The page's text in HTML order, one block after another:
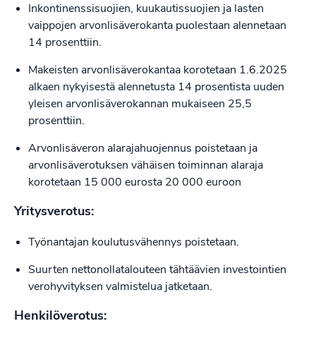
Inkontinenssisuojien, kuukautissuojien ja lasten
vaippojen arvonlisäverokanta puolestaan alennetaan
14 prosenttiin.
Makeisten arvonlisäverokantaa korotetaan 1.6.2025
alkaen nykyisestä alennetusta 14 prosentista uuden
yleisen arvonlisäverokannan mukaiseen 25,5
prosenttiin.
Arvonlisäveron alarajahuojennus poistetaan ja
arvonlisäverotuksen vähäisen toiminnan alaraja
korotetaan 15 000 eurosta 20 000 euroon
Yritysverotus:
Työnantajan koulutusvähennys poistetaan.
Suurten nettonollatalouteen tähtäävien investointien
verohyvityksen valmistelua jatketaan.
Henkilöverotus: